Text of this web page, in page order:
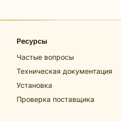
Ресурсы
Частые вопросы
Техническая документация
Установка
Проверка поставщика